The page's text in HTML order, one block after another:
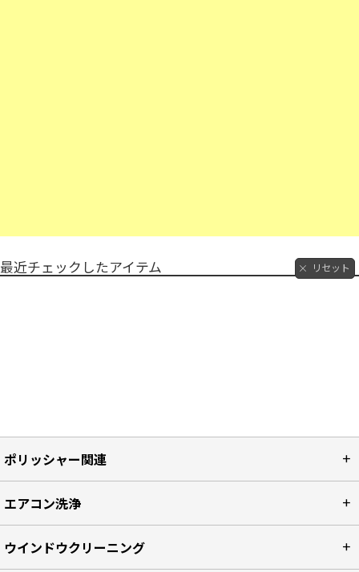
最近チェックしたアイテム リセット
ポリッシャー関連
エアコン洗浄
ウインドウクリーニング